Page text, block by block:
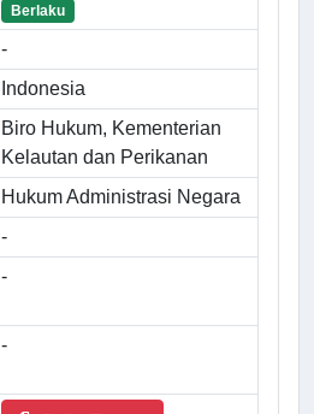
Berlaku
-
Indonesia
Biro Hukum, Kementerian
Kelautan dan Perikanan
Hukum Administrasi Negara
-
-
-